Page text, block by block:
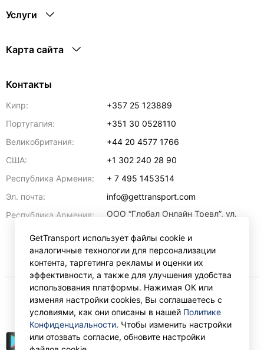
Услуги
Карта сайта
Контакты
Кипр:
+357 25 123889
Португалия:
+351 30 0528110
Великобритания:
+44 20 4577 1766
США:
+1 302 240 28 90
Республика Армения:
+ 7 495 1453514
Эл. почта:
info@gettransport.com
Республика Армения:
ООО “Глобал Онлайн Тревл”, ул.
регистрационный номер
271.110.1183229, РНН 00238516
Ереван 0070
RUB
GetTransport использует файлы cookie и
аналогичные технологии для персонализации
контента, таргетинга рекламы и оценки их
эффективности, а также для улучшения удобства
использования платформы. Нажимая ОК или
изменяя настройки cookies, Вы соглашаетесь с
условиями, как они описаны в нашей Политике
Конфиденциальности. Чтобы изменить настройки
или отозвать согласие, обновите настройки